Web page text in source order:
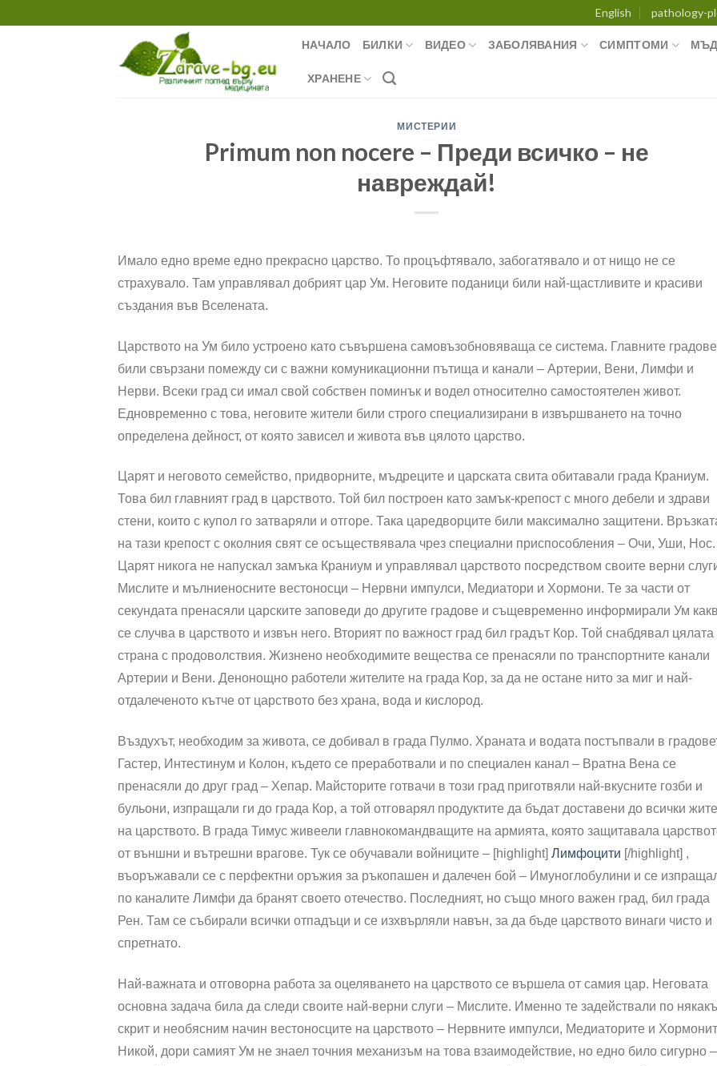
English pathology-
НАЧАЛО БИЛКИ ВИДЕО ЗАБОЛЯВАНИЯ СИМПТОМИ
ХРАНЕНЕ
МИСТЕРИИ
Primum non nocere – Преди всичко – не
навреждай!
Имало едно време едно прекрасно царство. То процъфтявало, забогатявало и от нищо не се
страхувало. Там управлявал добрият цар Ум. Неговите поданици били най-щастливите и красиви
създания във Вселената.
Царството на Ум било устроено като съвършена самовъзобновяваща се система. Главните градове
били свързани помежду си с важни комуникационни пътища и канали – Артерии, Вени, Лимфи и
Нерви. Всеки град си имал свой собствен поминък и водел относително самостоятелен живот.
Едновременно с това, неговите жители били строго специализирани в извършването на точно
определена дейност, от която зависел и живота във цялото царство.
Царят и неговото семейство, придворните, мъдреците и царската свита обитавали града Краниум.
Това бил главният град в царството. Той бил построен като замък-крепост с много дебели и здрави
стени, които с купол го затваряли и отгоре. Така царедворците били максимално защитени.
на тази крепост с околния свят се осъществявала чрез специални приспособления – Очи, Уши, Нос.
Царят никога не напускал замъка Краниум и управлявал царството посредством своите верни
Мислите и мълниеносните вестоносци – Нервни импулси, Медиатори и Хормони. Те за части от
секундата пренасяли царските заповеди до другите градове и същевременно информирали Ум
се случва в царството и извън него. Вторият по важност град бил градът Кор. Той снабдявал цялата
страна с продоволствия. Жизнено необходимите вещества се пренасяли по транспортните канали
Артерии и Вени. Денонощно работели жителите на града Кор, за да не остане нито за миг и най-
отдалеченото кътче от царството без храна, вода и кислород.
Въздухът, необходим за живота, се добивал в града Пулмо. Храната и водата постъпвали в
Гастер, Интестинум и Колон, където се преработвали и по специален канал – Вратна Вена се
пренасяли до друг град – Хепар. Майсторите готвачи в този град приготвяли най-вкусните гозби и
бульони, изпращали ги до града Кор, а той отговарял продуктите да бъдат доставени до всички
на царството. В града Тимус живеели главнокомандващите на армията, която защитавала
от външни и вътрешни врагове. Тук се обучавали войниците – [highlight] Лимфоцити [/highlight] ,
въоръжавали се с перфектни оръжия за ръкопашен и далечен бой – Имуноглобулини и се
по каналите Лимфи да бранят своето отечество. Последният, но също много важен град, бил града
Рен. Там се събирали всички отпадъци и се изхвърляли навън, за да бъде царството винаги чисто и
спретнато.
Най-важната и отговорна работа за оцеляването на царството се вършела от самия цар. Неговата
основна задача била да следи своите най-верни слуги – Мислите. Именно те задействали по
скрит и необясним начин вестоносците на царството – Нервните импулси, Медиаторите и
Никой, дори самият Ум не знаел точния механизъм на това взаимодействие, но едно било сигурно –